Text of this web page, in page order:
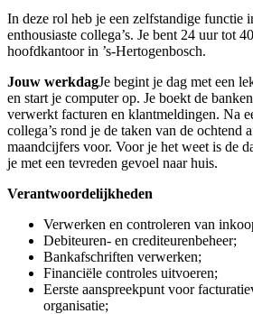
In deze rol heb je een zelfstandige functie
enthousiaste collega’s. Je bent 24 uur tot
hoofdkantoor in ’s-Hertogenbosch.
Jouw werkdagJe begint je dag met een
en start je computer op. Je boekt de
verwerkt facturen en klantmeldingen. Na
collega’s rond je de taken van de ochtend
maandcijfers voor. Voor je het weet is de
je met een tevreden gevoel naar huis.
Verantwoordelijkheden
Verwerken en controleren van
Debiteuren- en crediteurenbeheer;
Bankafschriften verwerken;
Financiële controles uitvoeren;
Eerste aanspreekpunt voor
organisatie;